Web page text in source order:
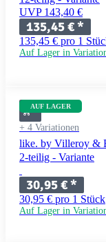
UVP 143,40 €
135,45 €*
135,45 € pro 1
Auf Lager in
AUF LAGER
+ 4 Variationen
like. by Villeroy &
2-teilig - Variante
30,95 €*
30,95 € pro 1 Stück
Auf Lager in